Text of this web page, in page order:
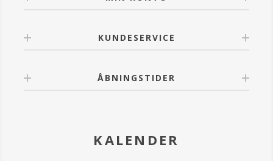
KUNDESERVICE
ÅBNINGSTIDER
KALENDER